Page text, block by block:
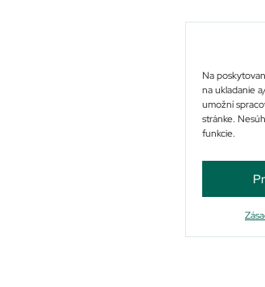
Na
na ukladanie
umožní
stránke.
funkcie.